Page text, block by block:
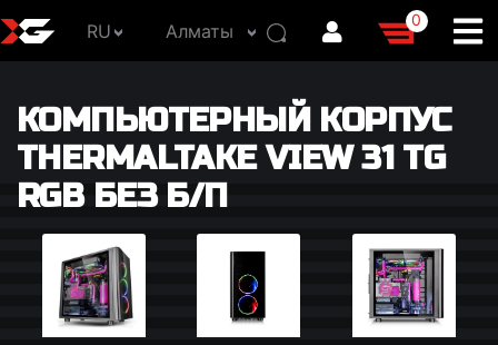
RU Алматы
0
КОМПЬЮТЕРНЫЙ КОРПУС
THERMALTAKE VIEW 31 TG
RGB БЕЗ Б/П